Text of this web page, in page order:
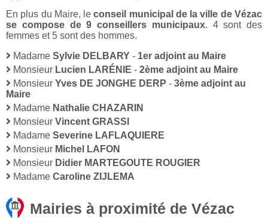
En plus du Maire, leconseil municipal de la ville de Vézac
se compose de 9 conseillers municipaux. 4 sont des
femmes et 5 sont des hommes.
Madame Sylvie DELBARY - 1er adjoint au Maire
Monsieur Lucien LARÉNIE - 2ème adjoint au Maire
Monsieur Yves DE JONGHE DERP - 3ème adjoint au
Maire
Madame Nathalie CHAZARIN
Monsieur Vincent GRASSI
Madame Severine LAFLAQUIERE
Monsieur Michel LAFON
Monsieur Didier MARTEGOUTE ROUGIER
Madame Caroline ZIJLEMA
Mairies à proximité de Vézac